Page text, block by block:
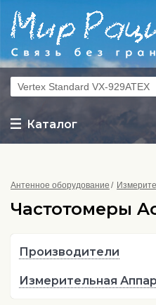
Каталог
Антенное оборудование
Частотомеры
Производители
Измерительная